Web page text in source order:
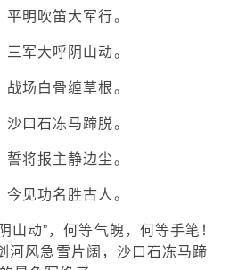
平明吹笛大军行。
军大呼阴山动。
场白骨缠草根。
口石冻马蹄脱。
将报主静边尘。
见功名胜古人。
山动”，何等气魄，何等手笔！
河风急雪片阔，沙口石冻马蹄